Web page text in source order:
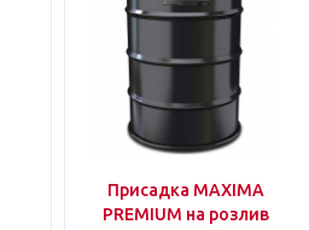
Присадка MAXIMA
PREMIUM на розлив